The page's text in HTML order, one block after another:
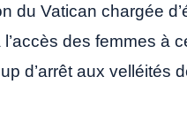
du Vatican chargée
des femmes à
d’arrêt aux velléités